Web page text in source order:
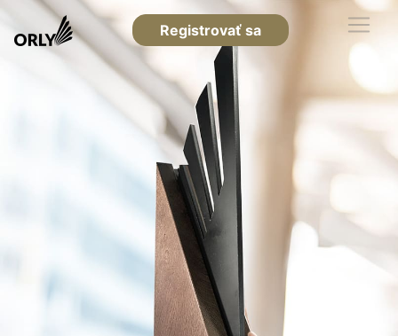
Registrovať sa